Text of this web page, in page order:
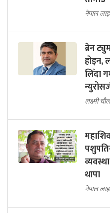
नेपाल
ब्रेन
होइन,
लिँदा
लक्ष्मी
थापा
नेपाल